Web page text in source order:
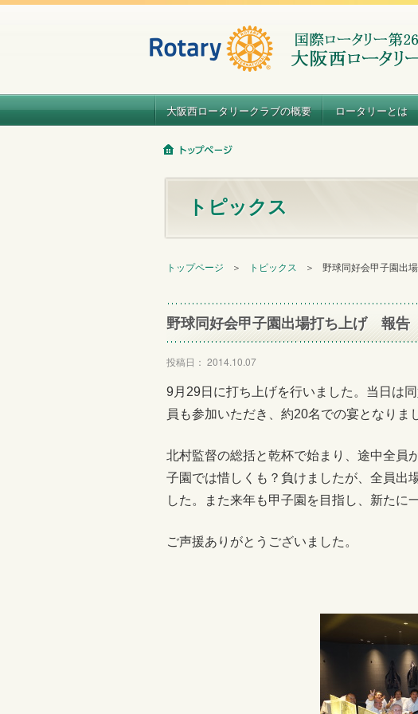
大阪西ロータリークラブの概要 ロータリーとは
トピックス
トップページ ＞ トピックス ＞ 野球同好会甲子園出
野球同好会甲子園出場打ち上げ 報告
投稿日： 2014.10.07
9月29日に打ち上げを行いました。当日は
員も参加いただき、約20名での宴となりま
北村監督の総括と乾杯で始まり、途中全員
子園では惜しくも？負けましたが、全員出
した。また来年も甲子園を目指し、新たに
ご声援ありがとうございました。